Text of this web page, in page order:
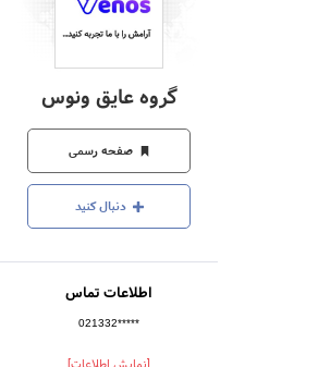
شده
شرکت‌ها،
سازمان‌ها
و
روابط
عمومی‌ها
گروه عایق ونوس
صفحه رسمی
دنبال کنید
اطلاعات تماس
021332*****